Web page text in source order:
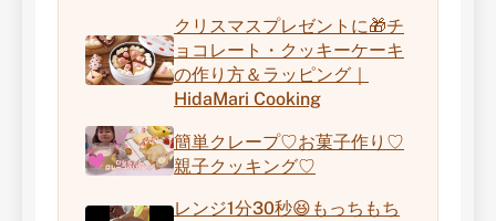
クリスマスプレゼントに🎁チ
ョコレート・クッキーケーキ
の作り方＆ラッピング｜
HidaMari Cooking
簡単クレープ♡お菓子作り♡
親子クッキング♡
レンジ1分30秒😆もっちもち